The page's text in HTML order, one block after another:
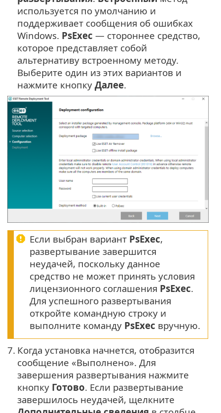
используется по умолчанию и
поддерживает сообщения об ошибках
Windows. PsExec — стороннее средство,
которое представляет собой
альтернативу встроенному методу.
Выберите один из этих вариантов и
нажмите кнопку Далее.
Если выбран вариант PsExec,
развертывание завершится
неудачей, поскольку данное
средство не может принять условия
лицензионного соглашения PsExec.
Для успешного развертывания
откройте командную строку и
выполните команду PsExec вручную.
7. Когда установка начнется, отобразится
сообщение «Выполнено». Для
завершения развертывания нажмите
кнопку Готово. Если развертывание
завершилось неудачей, щелкните